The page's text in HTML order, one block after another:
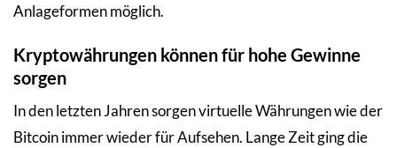
Anlageformen möglich.
Kryptowährungen können für hohe Gewinne
sorgen
In den letzten Jahren sorgen virtuelle Währungen wie der
Bitcoin immer wieder für Aufsehen. Lange Zeit ging die